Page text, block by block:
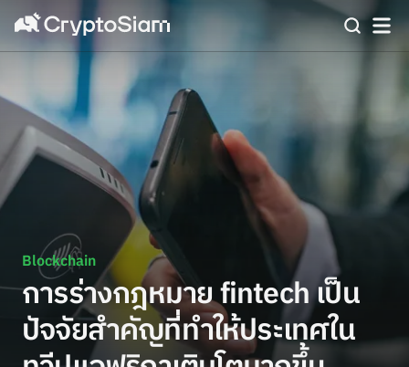
Blockchain
การร่างกฎหมาย fintech เป็น
ปัจจัยสำคัญที่ทำให้ประเทศใน